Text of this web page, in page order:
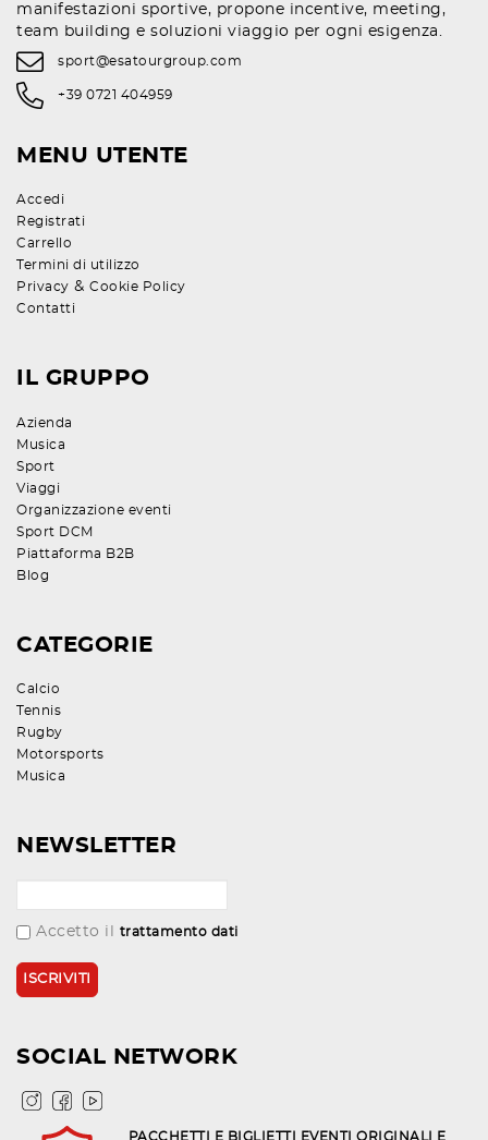
manifestazioni sportive, propone incentive, meeting,
team building e soluzioni viaggio per ogni esigenza.
sport@esatourgroup.com
+39 0721 404959
MENU UTENTE
Accedi
Registrati
Carrello
Termini di utilizzo
Privacy & Cookie Policy
Contatti
IL GRUPPO
Azienda
Musica
Sport
Viaggi
Organizzazione eventi
Sport DCM
Piattaforma B2B
Blog
CATEGORIE
Calcio
Tennis
Rugby
Motorsports
Musica
NEWSLETTER
Accetto il trattamento dati
SOCIAL NETWORK
PACCHETTI E BIGLIETTI EVENTI ORIGINALI E